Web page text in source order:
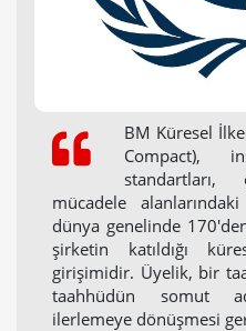
BM Küresel
Compact),
mücadele
dünya genelinde
şirketin katıldığı
girişimidir. Üyelik, bir
taahhüdün somut
ilerlemeye dönüşmesi